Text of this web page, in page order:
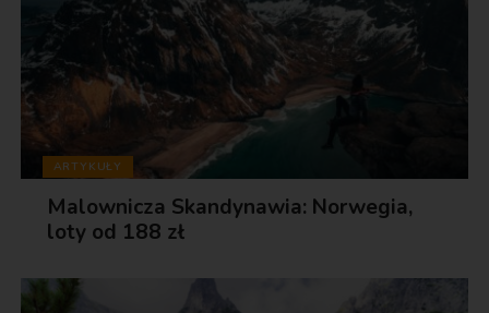
ARTYKUŁY
Malownicza Skandynawia: Norwegia,
loty od 188 zł